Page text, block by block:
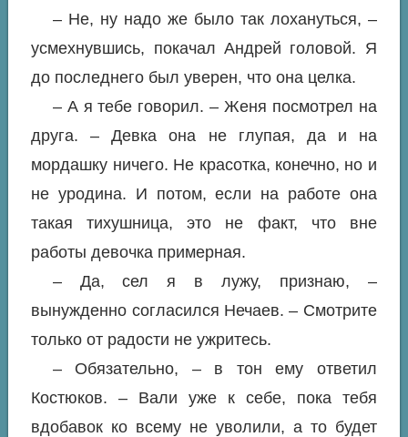
– Не, ну надо же было так лохануться, –
усмехнувшись, покачал Андрей головой. Я
до последнего был уверен, что она целка.
– А я тебе говорил. – Женя посмотрел на
друга. – Девка она не глупая, да и на
мордашку ничего. Не красотка, конечно, но и
не уродина. И потом, если на работе она
такая тихушница, это не факт, что вне
работы девочка примерная.
– Да, сел я в лужу, признаю, –
вынужденно согласился Нечаев. – Смотрите
только от радости не ужритесь.
– Обязательно, – в тон ему ответил
Костюков. – Вали уже к себе, пока тебя
вдобавок ко всему не уволили, а то будет